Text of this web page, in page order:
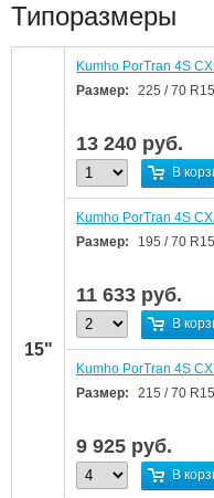
Типоразмеры
15"
Kumho PorTran 4S
Размер:
225 / 70 R15
13 240 руб.
В
Kumho PorTran 4S
Размер:
195 / 70 R15
11 633 руб.
В
Kumho PorTran 4S
Размер:
215 / 70 R15
9 925 руб.
В